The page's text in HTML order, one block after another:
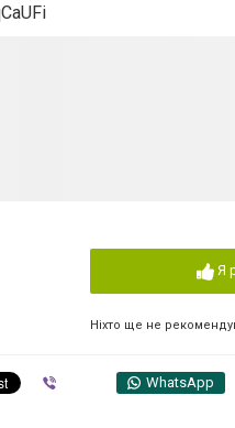
Я
Ніхто ще не
WhatsApp